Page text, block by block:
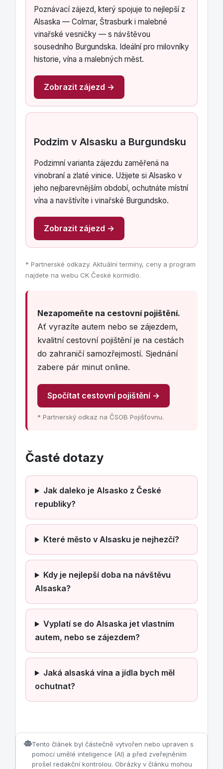
Poznávací zájezd, který spojuje to nejlepší z
Alsaska — Colmar, Štrasburk i malebné
vinařské vesničky — s návštěvou
sousedního Burgundska. Ideální pro milovníky
historie, vína a malebných měst.
Zobrazit zájezd →
Podzim v Alsasku a Burgundsku
Podzimní varianta zájezdu zaměřená na
vinobraní a zlaté vinice. Užijete si Alsasko v
jeho nejbarevnějším období, ochutnáte místní
vína a navštívíte i vinařské Burgundsko.
Zobrazit zájezd →
* Partnerské odkazy. Aktuální termíny, ceny a program
najdete na webu CK České kormidlo.
Nezapomeňte na cestovní pojištění.
Ať vyrazíte autem nebo se zájezdem,
kvalitní cestovní pojištění je na cestách
do zahraničí samozřejmostí. Sjednání
zabere pár minut online.
Spočítat cestovní pojištění →
* Partnerský odkaz na ČSOB Pojišťovnu.
Časté dotazy
Jak daleko je Alsasko z České
republiky?
Které město v Alsasku je nejhezčí?
Kdy je nejlepší doba na návštěvu
Alsaska?
Vyplatí se do Alsaska jet vlastním
autem, nebo se zájezdem?
Jaká alsaská vína a jídla bych měl
ochutnat?
Tento článek byl částečně vytvořen nebo upraven s
pomocí umělé inteligence (AI) a před zveřejněním
prošel redakční kontrolou. Obrázky v článku mohou